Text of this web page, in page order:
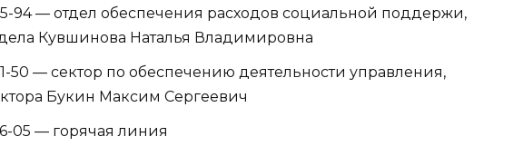
94 — отдел обеспечения расходов социальной поддержи,
Кувшинова Наталья Владимировна
50 — сектор по обеспечению деятельности управления,
Букин Максим Сергеевич
05 — горячая линия